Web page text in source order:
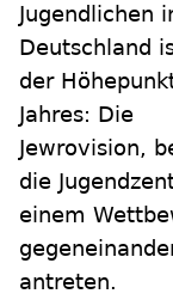
Jugendlichen
Deutschland
der
Jahres: Die
Jewrovision,
die
einem
antreten.